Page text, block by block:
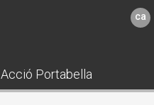
ca
Acció Portabella